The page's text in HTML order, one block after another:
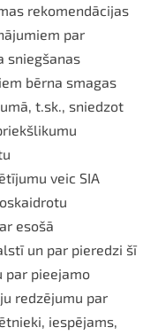
rekomendācijas
par
sniegšanas
bērna smagas
t.sk., sniedzot
veic SIA
esošā
un par pieredzi šī
par pieejamo
redzējumu par
iespējams,